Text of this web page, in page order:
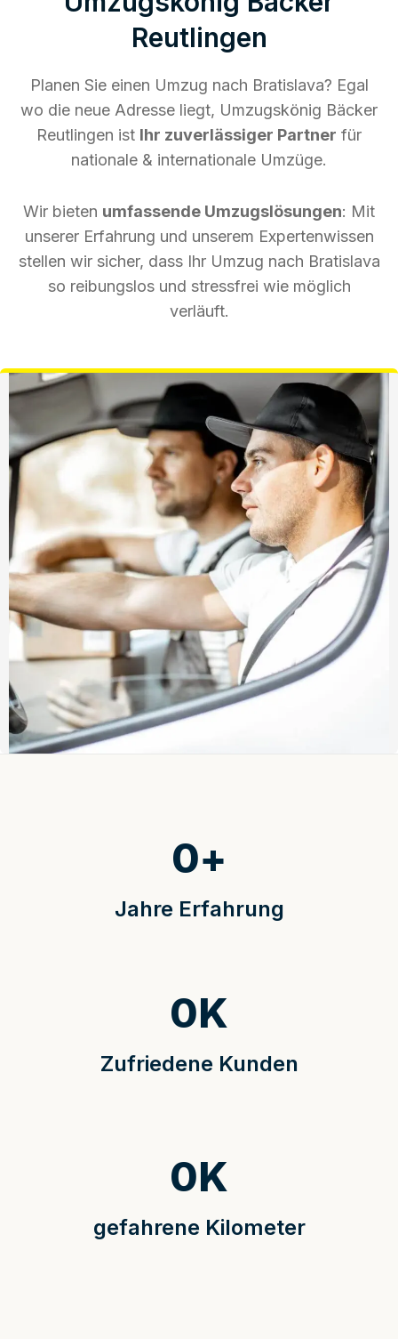
Reutlingen
Planen Sie einen Umzug nach Bratislava? Egal
wo die neue Adresse liegt, Umzugskönig Bäcker
Reutlingen ist Ihr zuverlässiger Partner für
nationale & internationale Umzüge.
Wir bieten umfassende Umzugslösungen: Mit
unserer Erfahrung und unserem Expertenwissen
stellen wir sicher, dass Ihr Umzug nach Bratislava
so reibungslos und stressfrei wie möglich
verläuft.
Jahre Erfahrung
0+
Zufriedene Kunden
0K
gefahrene Kilometer
0K